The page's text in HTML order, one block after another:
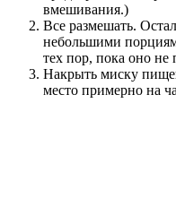
вмешивания.)
Все размешать.
небольшими
тех пор, пока оно не
Накрыть миску
место примерно на